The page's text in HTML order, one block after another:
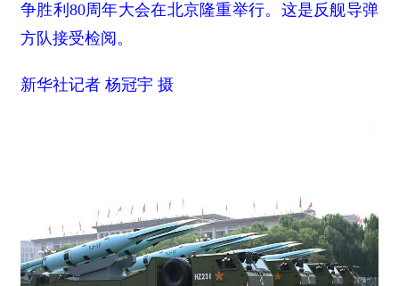
争胜利80周年大会在北京隆重举行。这是反舰导弹
方队接受检阅。
新华社记者 杨冠宇 摄